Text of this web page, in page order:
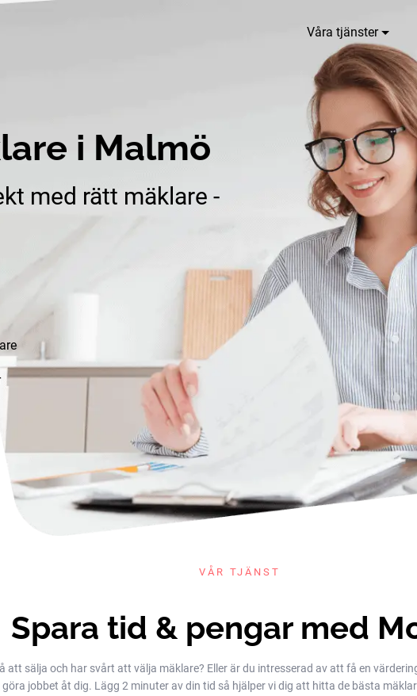
Våra tjänster
i Malmö
med rätt mäklare -
VÅR TJÄNST
Spara tid & pengar med
att sälja och har svårt att välja mäklare? Eller är du intresserad av att få en
jobbet åt dig. Lägg 2 minuter av din tid så hjälper vi dig att hitta de bästa